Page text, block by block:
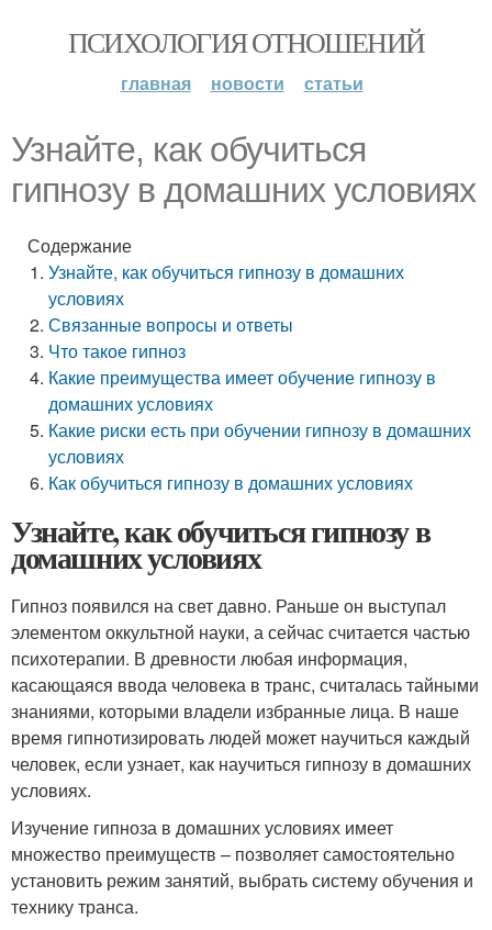
ПСИХОЛОГИЯ ОТНОШЕНИЙ
главная новости статьи
Узнайте, как обучиться
гипнозу в домашних условиях
Содержание
Узнайте, как обучиться гипнозу в домашних
условиях
Связанные вопросы и ответы
Что такое гипноз
Какие преимущества имеет обучение гипнозу в
домашних условиях
Какие риски есть при обучении гипнозу в домашних
условиях
Как обучиться гипнозу в домашних условиях
Узнайте, как обучиться гипнозу в
домашних условиях
Гипноз появился на свет давно. Раньше он выступал
элементом оккультной науки, а сейчас считается частью
психотерапии. В древности любая информация,
касающаяся ввода человека в транс, считалась тайными
знаниями, которыми владели избранные лица. В наше
время гипнотизировать людей может научиться каждый
человек, если узнает, как научиться гипнозу в домашних
условиях.
Изучение гипноза в домашних условиях имеет
множество преимуществ – позволяет самостоятельно
установить режим занятий, выбрать систему обучения и
технику транса.